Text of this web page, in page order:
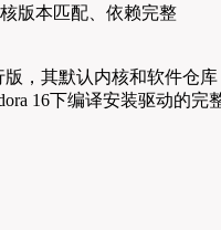
版本匹配、依赖完整
版，其默认内核和软件仓库
16下编译安装驱动的完